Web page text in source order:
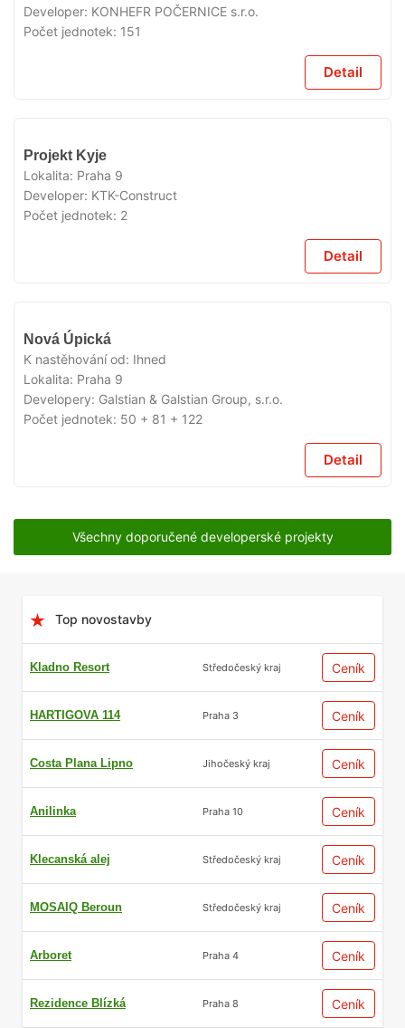
Developer: KONHEFR POČERNICE s.r.o.
Počet jednotek: 151
Detail
Projekt Kyje
Lokalita: Praha 9
Developer: KTK-Construct
Počet jednotek: 2
Detail
Nová Úpická
K nastěhování od: Ihned
Lokalita: Praha 9
Developery: Galstian & Galstian Group, s.r.o.
Počet jednotek: 50 + 81 + 122
Detail
Všechny doporučené developerské projekty
Top novostavby
Kladno Resort Středočeský kraj Ceník
HARTIGOVA 114 Praha 3 Ceník
Costa Plana Lipno Jihočeský kraj Ceník
Anilinka Praha 10 Ceník
Klecanská alej Středočeský kraj Ceník
MOSAIQ Beroun Středočeský kraj Ceník
Arboret Praha 4 Ceník
Rezidence Blízká Praha 8 Ceník